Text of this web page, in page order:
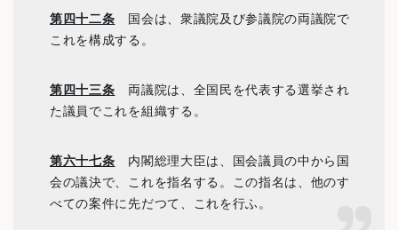
第四十二条 国会は、衆議院及び参議院の両議院で
これを構成する。
第四十三条 両議院は、全国民を代表する選挙され
た議員でこれを組織する。
第六十七条 内閣総理大臣は、国会議員の中から国
会の議決で、これを指名する。この指名は、他のす
べての案件に先だつて、これを行ふ。